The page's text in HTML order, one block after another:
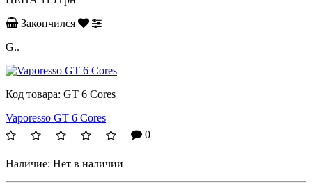
Закончился
G..
Код товара: GT 6 Cores
Vaporesso GT 6 Cores
0
Наличие: Нет в наличии